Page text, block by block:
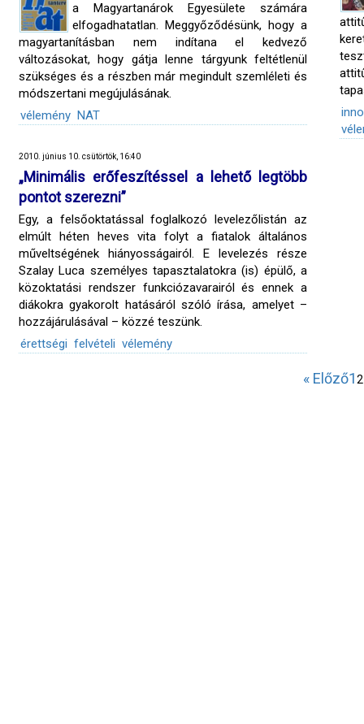
a Magyartanárok Egyesülete számára
elfogadhatatlan. Meggyőződésünk, hogy a
magyartanításban nem indítana el kedvező
változásokat, hogy gátja lenne tárgyunk feltétlenül
szükséges és a részben már megindult szemléleti és
módszertani megújulásának.
vélemény NAT
2010. június 10. csütörtök, 16:40
„Minimális erőfeszítéssel a lehető legtöbb
pontot szerezni”
Egy, a felsőoktatással foglalkozó levelezőlistán az
elmúlt héten heves vita folyt a fiatalok általános
műveltségének hiányosságairól. E levelezés része
Szalay Luca személyes tapasztalatokra (is) épülő, a
közoktatási rendszer funkciózavarairól és ennek a
diákokra gyakorolt hatásáról szóló írása, amelyet –
hozzájárulásával – közzé teszünk.
érettségi felvételi vélemény
« Előző12